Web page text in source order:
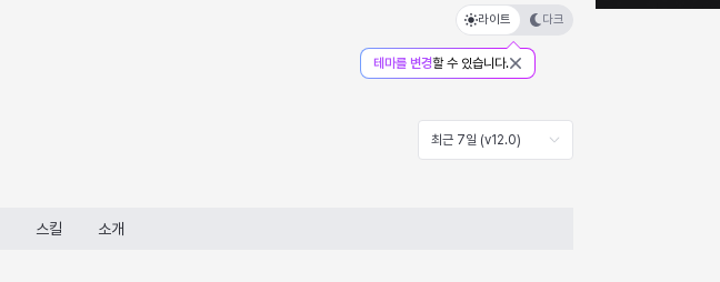
라이트 다크
테마를 변경할 수 있습니다.
최근 7일 (v12.0)
스킬 소개